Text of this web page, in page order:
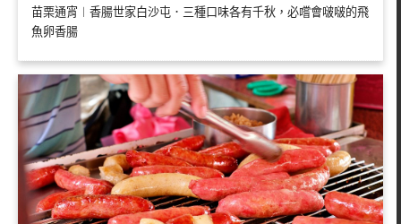
苗栗通宵︱香腸世家白沙屯．三種口味各有千秋，必嚐會啵啵的飛
魚卵香腸